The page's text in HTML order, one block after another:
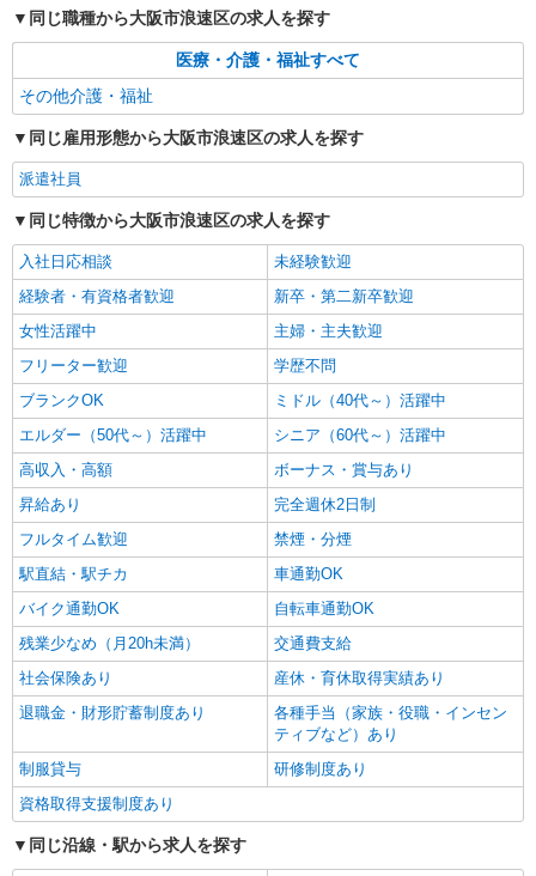
同じ職種から大阪市浪速区の求人を探す
医療・介護・福祉すべて
その他介護・福祉
同じ雇用形態から大阪市浪速区の求人を探す
派遣社員
同じ特徴から大阪市浪速区の求人を探す
入社日応相談
未経験歓迎
経験者・有資格者歓迎
新卒・第二新卒歓迎
女性活躍中
主婦・主夫歓迎
フリーター歓迎
学歴不問
ブランクOK
ミドル（40代～）活躍中
エルダー（50代～）活躍中
シニア（60代～）活躍中
高収入・高額
ボーナス・賞与あり
昇給あり
完全週休2日制
フルタイム歓迎
禁煙・分煙
駅直結・駅チカ
車通勤OK
バイク通勤OK
自転車通勤OK
残業少なめ（月20h未満）
交通費支給
社会保険あり
産休・育休取得実績あり
退職金・財形貯蓄制度あり
各種手当（家族・役職・インセン
ティブなど）あり
制服貸与
研修制度あり
資格取得支援制度あり
同じ沿線・駅から求人を探す